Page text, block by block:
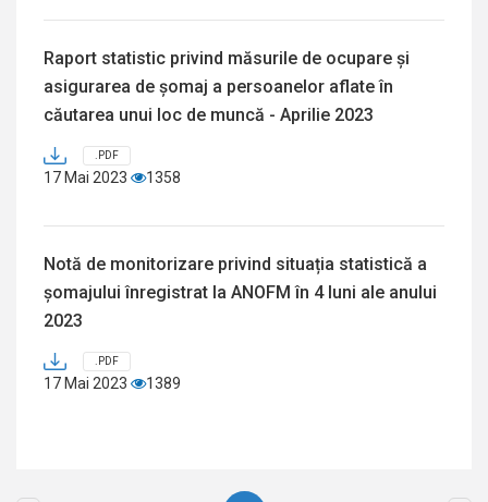
Raport statistic privind măsurile de ocupare și
asigurarea de șomaj a persoanelor aflate în
căutarea unui loc de muncă - Aprilie 2023
.PDF
17 Mai 2023 1358
Notă de monitorizare privind situația statistică a
șomajului înregistrat la ANOFM în 4 luni ale anului
2023
.PDF
17 Mai 2023 1389